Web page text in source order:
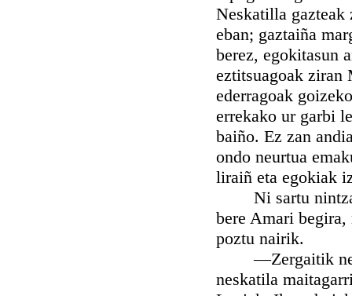
Neskatilla gazteak
eban; gaztaiña
berez, egokitasun
eztitsuagoak ziran
ederragoak
errekako ur garbi
baiño. Ez zan
ondo neurtua
liraiñ eta egokiak
Ni sartu nintzan
bere Amari begira,
poztu nairik.
—Zergaitik
neskatila